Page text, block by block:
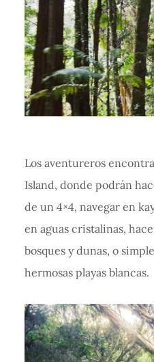
Los aventureros
Island, donde podrán
de un 4×4, navegar en
en aguas cristalinas,
bosques y dunas, o
hermosas playas blancas.